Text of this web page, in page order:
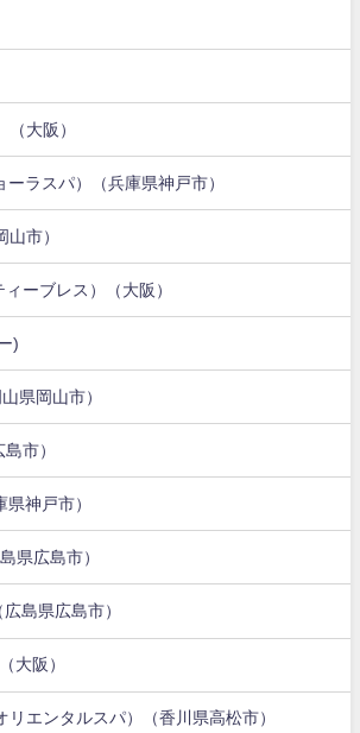
（大阪）
ラスパ）（兵庫県神戸市）
山市）
ーブレス）（大阪）
)
県岡山市）
市）
神戸市）
県広島市）
島県広島市）
大阪）
リエンタルスパ）（香川県高松市）